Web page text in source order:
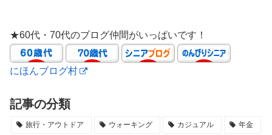
★60代・70代のブログ仲間がいっぱいです！
にほんブログ村
記事の分類
旅行・アウトドア ウォーキング カジュアル 年金